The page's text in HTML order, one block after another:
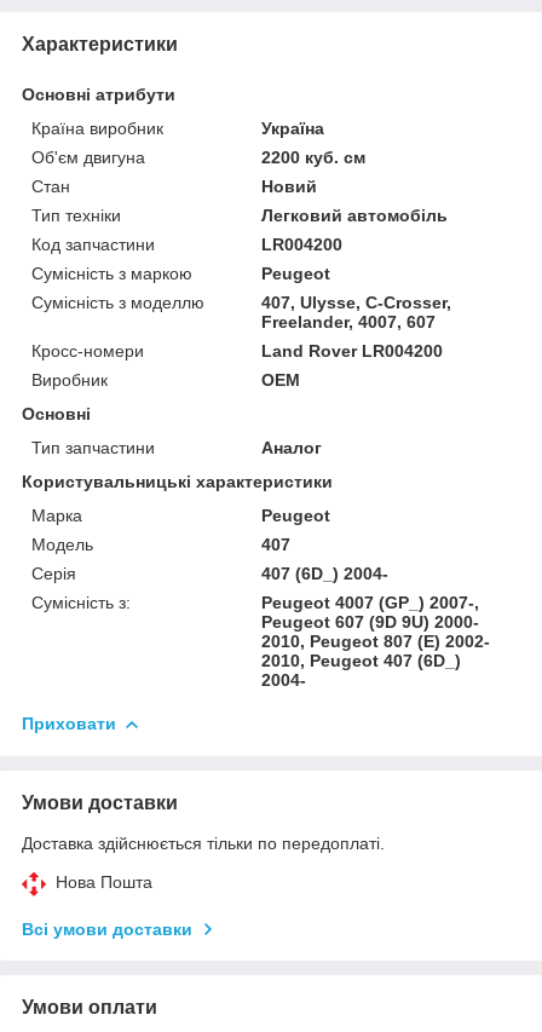
Характеристики
Основні атрибути
Країна виробник
Україна
Об'єм двигуна
2200 куб. см
Стан
Новий
Тип техніки
Легковий автомобіль
Код запчастини
LR004200
Сумісність з маркою
Peugeot
Сумісність з моделлю
407, Ulysse, C-Crosser,
Freelander, 4007, 607
Кросс-номери
Land Rover LR004200
Виробник
OEM
Основні
Тип запчастини
Аналог
Користувальницькі характеристики
Марка
Peugeot
Модель
407
Серія
407 (6D_) 2004-
Сумісність з:
Peugeot 4007 (GP_) 2007-,
Peugeot 607 (9D 9U) 2000-
2010, Peugeot 807 (E) 2002-
2010, Peugeot 407 (6D_)
2004-
Приховати
Умови доставки
Доставка здійснюється тільки по передоплаті.
Нова Пошта
Всі умови доставки
Умови оплати